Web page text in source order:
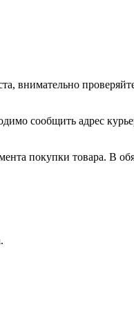
внимательно
сообщить адрес
покупки товара. В